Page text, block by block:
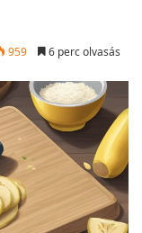
959 6 perc olvasás